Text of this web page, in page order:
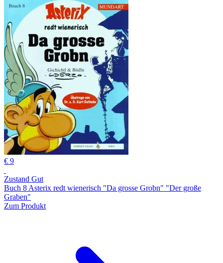
€ 9
Zustand Gut
Buch 8 Asterix redt wienerisch "Da grosse Grobn" "Der große
Graben"
Zum Produkt